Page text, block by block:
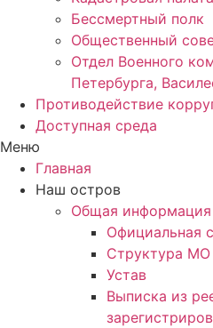
Бессмертный полк
Общественный
Отдел Военного
Петербурга,
Противодействие
Доступная среда
Меню
Главная
Наш остров
Общая информация
Официальная
Структура МО
Устав
Выписка из